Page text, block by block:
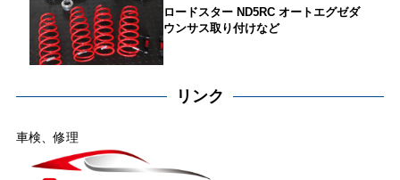
ロードスター ND5RC オートエグゼダ
ウンサス取り付けなど
リンク
車検、修理